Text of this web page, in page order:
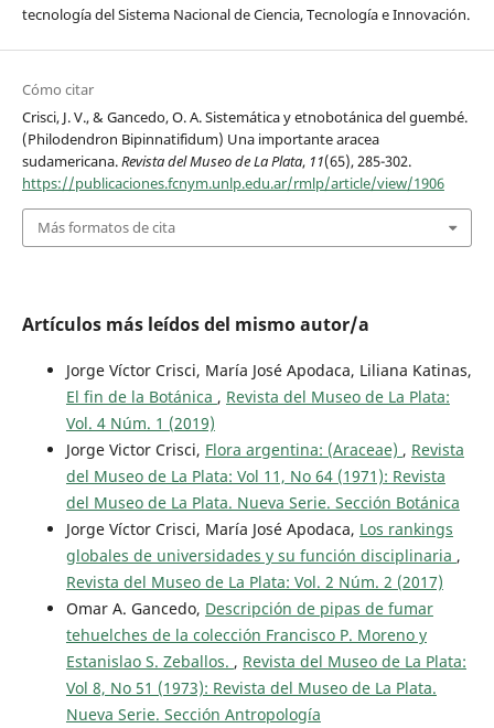
tecnología del Sistema Nacional de Ciencia, Tecnología e Innovación.
Cómo citar
Crisci, J. V., & Gancedo, O. A. Sistemática y etnobotánica del guembé.
(Philodendron Bipinnatifidum) Una importante aracea
sudamericana.Revista del Museo de La Plata, 11(65), 285-302.
https://publicaciones.fcnym.unlp.edu.ar/rmlp/article/view/1906
Más formatos de cita
Artículos más leídos del mismo autor/a
Jorge Víctor Crisci, María José Apodaca, Liliana Katinas,
El fin de la Botánica , Revista del Museo de La Plata:
Vol. 4 Núm. 1 (2019)
Jorge Victor Crisci, Flora argentina: (Araceae) , Revista
del Museo de La Plata: Vol 11, No 64 (1971): Revista
del Museo de La Plata. Nueva Serie. Sección Botánica
Jorge Víctor Crisci, María José Apodaca, Los rankings
globales de universidades y su función disciplinaria ,
Revista del Museo de La Plata: Vol. 2 Núm. 2 (2017)
Omar A. Gancedo, Descripción de pipas de fumar
tehuelches de la colección Francisco P. Moreno y
Estanislao S. Zeballos. , Revista del Museo de La Plata:
Vol 8, No 51 (1973): Revista del Museo de La Plata.
Nueva Serie. Sección Antropología